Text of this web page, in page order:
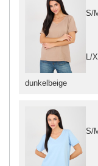
S/
dunkelbeige
S/
L/